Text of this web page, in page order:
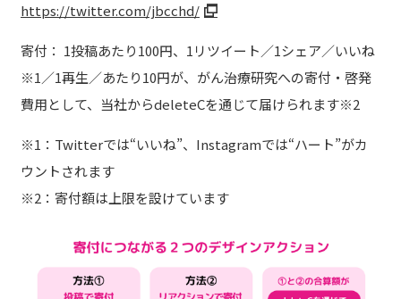
https://twitter.com/jbcchd/
寄付： 1投稿あたり100円、1リツイート／1シェア／いいね
※1／1再生／あたり10円が、がん治療研究への寄付・啓発
費用として、当社からdeleteCを通じて届けられます※2
※1：Twitterでは“いいね”、Instagramでは“ハート”がカ
ウントされます
※2：寄付額は上限を設けています